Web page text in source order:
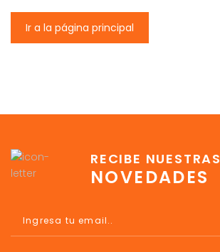
Ir a la página principal
RECIBE NUESTRAS
NOVEDADES